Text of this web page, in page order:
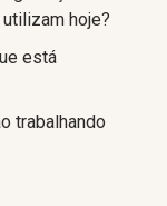
hoje?
está
trabalhando